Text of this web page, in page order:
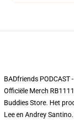
BADfriends PODCAST
Officiële Merch
Buddies Store. Het
Lee en Andrey Santino.